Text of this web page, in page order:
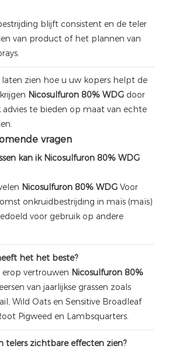
blijft consistent en de teler
van product of het plannen van
laten zien hoe u uw kopers helpt de
Nicosulfuron 80% WDG door
advies te bieden op maat van echte
vragen
kan ik Nicosulfuron 80% WDG
Nicosulfuron 80% WDG Voor
onkruidbestrijding in maïs (maïs)
voor gebruik op andere
het het beste?
vertrouwen Nicosulfuron 80%
van jaarlijkse grassen zoals
Wild Oats en Sensitive Broadleaf
Pigweed en Lambsquarters.
telers zichtbare effecten zien?